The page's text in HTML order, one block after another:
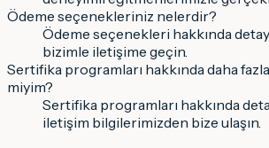
Ödeme seçenekleriniz nelerdir?
Ödeme seçenekleri hakkında
bizimle iletişime geçin.
Sertifika programları hakkında daha
miyim?
Sertifika programları hakkında
iletişim bilgilerimizden bize ulaşın.